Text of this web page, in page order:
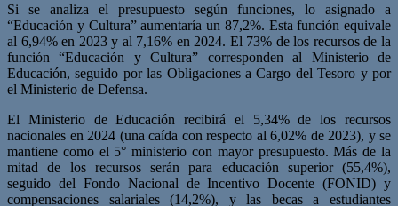
Si se analiza el presupuesto según funciones, lo asignado a
“Educación y Cultura” aumentaría un 87,2%. Esta función equivale
al 6,94% en 2023 y al 7,16% en 2024. El 73% de los recursos de la
función “Educación y Cultura” corresponden al Ministerio de
Educación, seguido por las Obligaciones a Cargo del Tesoro y por
el Ministerio de Defensa.
El Ministerio de Educación recibirá el 5,34% de los recursos
nacionales en 2024 (una caída con respecto al 6,02% de 2023), y se
mantiene como el 5° ministerio con mayor presupuesto. Más de la
mitad de los recursos serán para educación superior (55,4%),
seguido del Fondo Nacional de Incentivo Docente (FONID) y
compensaciones salariales (14,2%), y las becas a estudiantes